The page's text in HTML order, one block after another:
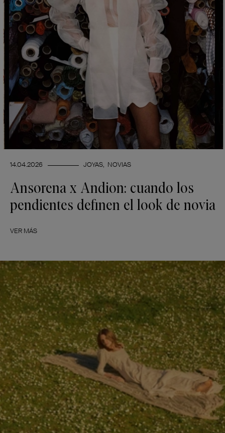
14.04.2026 JOYAS NOVIAS
Ansorena x Andion: cuando los
pendientes definen el look de novia
VER MÁS